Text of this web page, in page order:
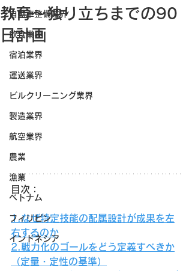
自動車整備業界
飲食業界
宿泊業界
運送業界
ビルクリーニング業界
製造業界
航空業界
農業
漁業
ベトナム
フィリピン
インドネシア
教育〜独り立ちまでの90
日計画
目次：
1.なぜ特定技能の配属設計が成果を左
右するのか
2.戦力化のゴールをどう定義すべきか
（定量・定性の基準）